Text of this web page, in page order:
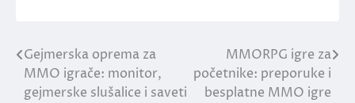
Post
navigation
Gejmerska oprema za
MMO igrače: monitor,
gejmerske slušalice i saveti
MMORPG igre za
početnike: preporuke i
besplatne MMO igre